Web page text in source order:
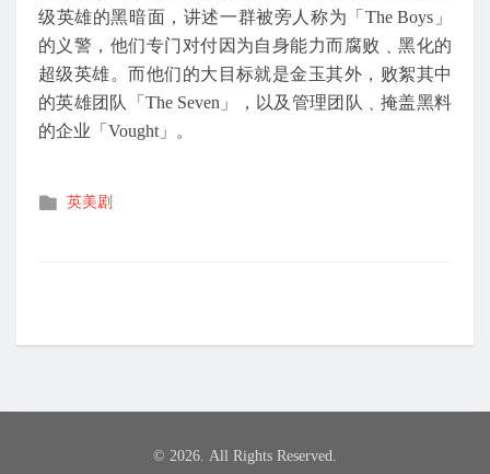
级英雄的黑暗面，讲述一群被旁人称为「The Boys」
的义警，他们专门对付因为自身能力而腐败﹑黑化的
超级英雄。而他们的大目标就是金玉其外，败絮其中
的英雄团队「The Seven」，以及管理团队﹑掩盖黑料
的企业「Vought」。
发
英美剧
© 2026. All Rights Reserved.